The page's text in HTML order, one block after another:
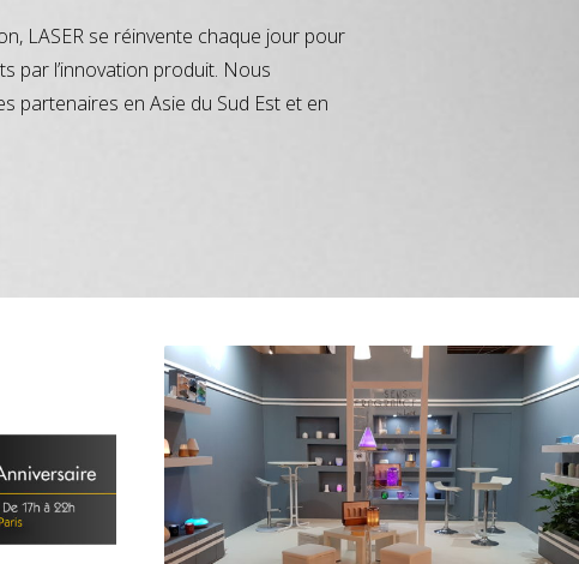
LASER se réinvente chaque jour pour
par l’innovation produit. Nous
partenaires en Asie du Sud Est et en